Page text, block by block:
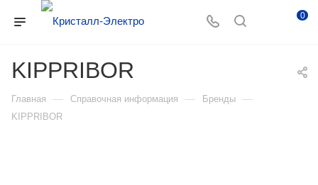
0
KIPPRIBOR
Главная — Справочная информация — Бренды —
KIPPRIBOR